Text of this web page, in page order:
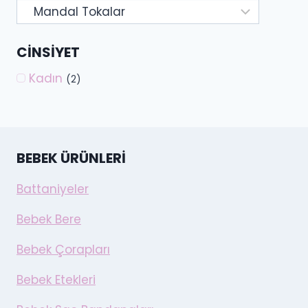
CINSIYET
Kadın (2)
BEBEK ÜRÜNLERI
Battaniyeler
Bebek Bere
Bebek Çorapları
Bebek Etekleri